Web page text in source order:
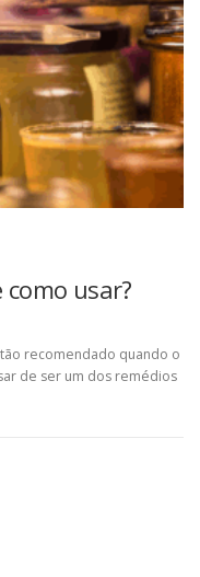
como usar?
recomendado quando o
de ser um dos remédios